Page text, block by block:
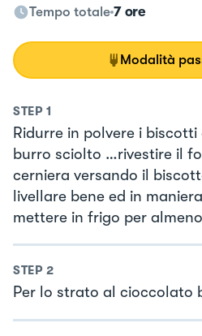
Tempo totale 7 ore
Modalità
STEP 1
Ridurre in polvere i biscotti
burro sciolto …rivestire il
cerniera versando il
livellare bene ed in
mettere in frigo per
STEP 2
Per lo strato al cioccolato